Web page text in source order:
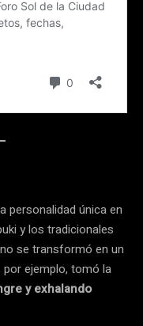
personalidad única en
y los tradicionales
se transformó en un
por ejemplo, tomó la
y exhalando